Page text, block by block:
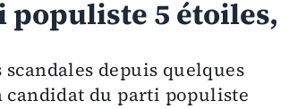
5 étoiles,
depuis quelques
du parti populiste